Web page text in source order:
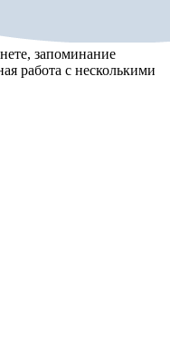
запоминание
работа с несколькими